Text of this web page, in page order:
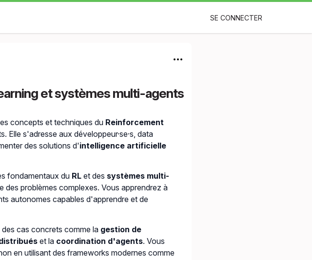
SE CONNECTER
et systèmes multi-agents
concepts et techniques du Reinforcement
s'adresse aux développeur·se·s, data
des solutions d'intelligence artificielle
fondamentaux du RLet des systèmes multi-
des problèmes complexes. Vous apprendrez à
autonomes capables d'apprendre et de
cas concrets comme la gestion de
et la coordination d'agents. Vous
en utilisant des frameworks modernes comme